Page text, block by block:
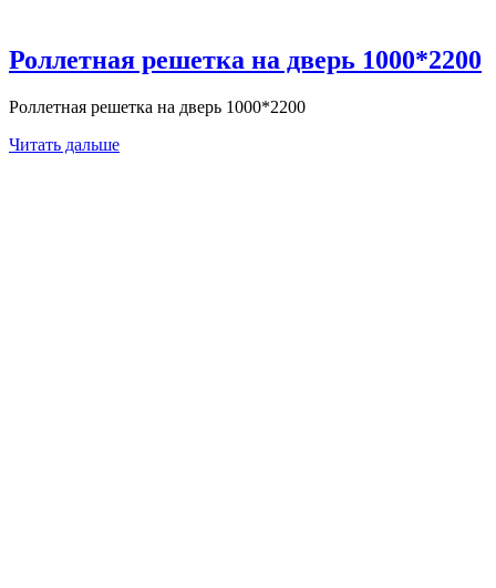
Роллетная решетка на дверь 1000*2200
Роллетная решетка на дверь 1000*2200
Читать дальше